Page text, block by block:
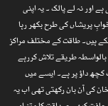
اور نہ لے پالک ۔ یہ اپنی
پریشاں کی طرح بکھر رہا
ہیں۔ طاقت کے مختلف مراکز
طریقے تلاش کررہے
داؤ پر ہے۔ ایسے میں
کی آن بان رکھتی تھی اب یہ